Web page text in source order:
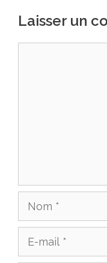
Laisser un